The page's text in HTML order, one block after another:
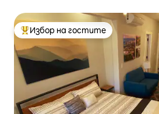
Най-популярен избор на гостите
Избор на гостите